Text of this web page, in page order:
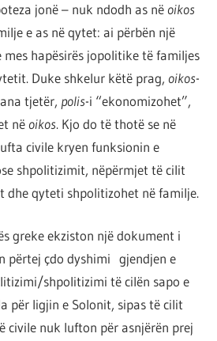
jonë – nuk ndodh as nëoikos
e as në qytet: ai përbën një
mes hapësirës jopolitike të familjes
Duke shkelur këtë prag,oikos-
tjetër, polis-i “ekonomizohet”,
nëoikos. Kjo do të thotë se në
civile kryen funksionin e
shpolitizimit, nëpërmjet të cilit
dhe qyteti shpolitizohet në familje.
greke ekziston një dokument i
përtej çdo dyshimi gjendjen e
shpolitizimi të cilën sapo e
për ligjin e Solonit, sipas të cilit
civile nuk lufton për asnjërën prej